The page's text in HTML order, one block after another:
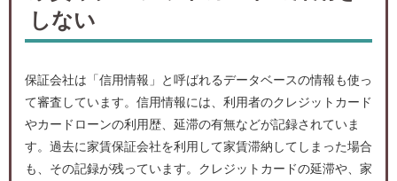
しない
保証会社は「信用情報」と呼ばれるデータベースの情報も使っ
て審査しています。信用情報には、利用者のクレジットカード
やカードローンの利用歴、延滞の有無などが記録されていま
す。過去に家賃保証会社を利用して家賃滞納してしまった場合
も、その記録が残っています。クレジットカードの延滞や、家